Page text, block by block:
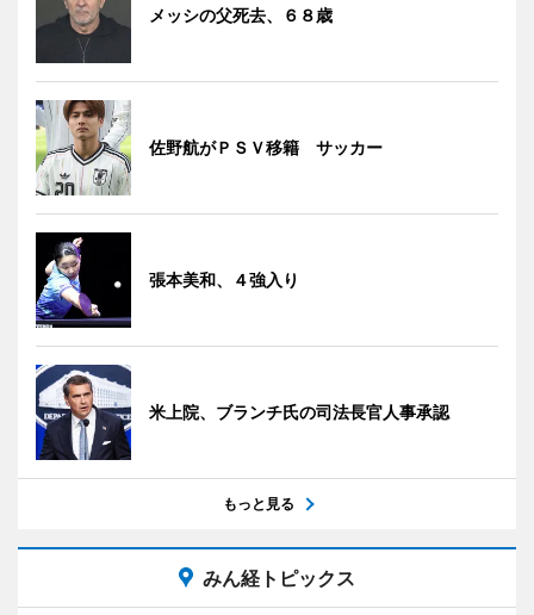
メッシの父死去、６８歳
佐野航がＰＳＶ移籍 サッカー
張本美和、４強入り
米上院、ブランチ氏の司法長官人事承認
もっと見る
みん経トピックス